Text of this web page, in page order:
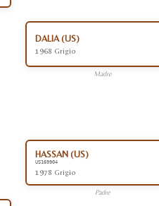
DALIA (US)
1968 Grigio
Madre
HASSAN (US)
US169904
1978 Grigio
Padre